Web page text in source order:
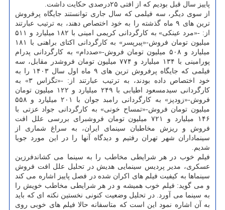
پاییز سال قبل بودیم که از افتی ۲۵درصدی حکایت داشت.
از سوی دیگر، سه فیلمی که سال جاری توانستند جایگاه پرفروش
ترین های ۹ ماه گذشته را به خود اختصاص دهند، به ترتیب عبارتند
از: -«مرد عینکی» به کارگردانی کریمی امینی با ۱۸۲ میلیارد و ۵۱۱
میلیون تومان فروش-«پیرپسر» به کارگردانی اکتای براهنی با ۱۸۱
میلیارد و ۵۰۸ میلیون تومان فروش-«صددام» به کارگردانی پدرام
پورامینی با ۱۳۴ میلیارد و ۷۷۴ میلیون تومان فروشدر مقابل، سه
فیلمی که جایگاه پرفروش ترین های ۹ ماه اول سال ۱۴۰۳ را به
خود اختصاص داده بودند، به ترتیب عبارتند از: -«تگزاس ۳» به
کارگردانی سیدمسعود اطیابی با ۲۴۹ میلیارد و ۱۲۲ میلیون تومان
فروش-«زودپز» به کارگردانی رامبد جوان با ۲۰۱ میلیارد و ۵۵۸
میلیون تومان فروش-«تمساح خونی» به کارگردانی جواد عزتی با
۱۴۶ میلیارد و ۷۲۱ میلیون تومان فروشبرای بررسی علل افت
فروش و ریزش مخاطبان سینمای ایران، به سراغ شماری از
سینماداران شهر تهران رفتیم و دیدگاه آنها را در این مورد جویا
شدیم.
فیلم خوب در هر شرایطی مخاطب را به سینما می کشاندفرزین
عسکری، مدیر پردیس سینمایی هدیش در تحلیل علل افت فروش
سینماها به کیفیت فیلم های اکران شده در فصل پاییز اشاره می کند
و می گوید: فیلم خوب همیشه و در هر شرایطی مخاطب خویش را
به سینما می آورد. در تحلیل وضعیت کنونی نخستین نکته ای که باید
به آن اشاره نمود این است که متاسفانه حالا فیلم های خوبی روی